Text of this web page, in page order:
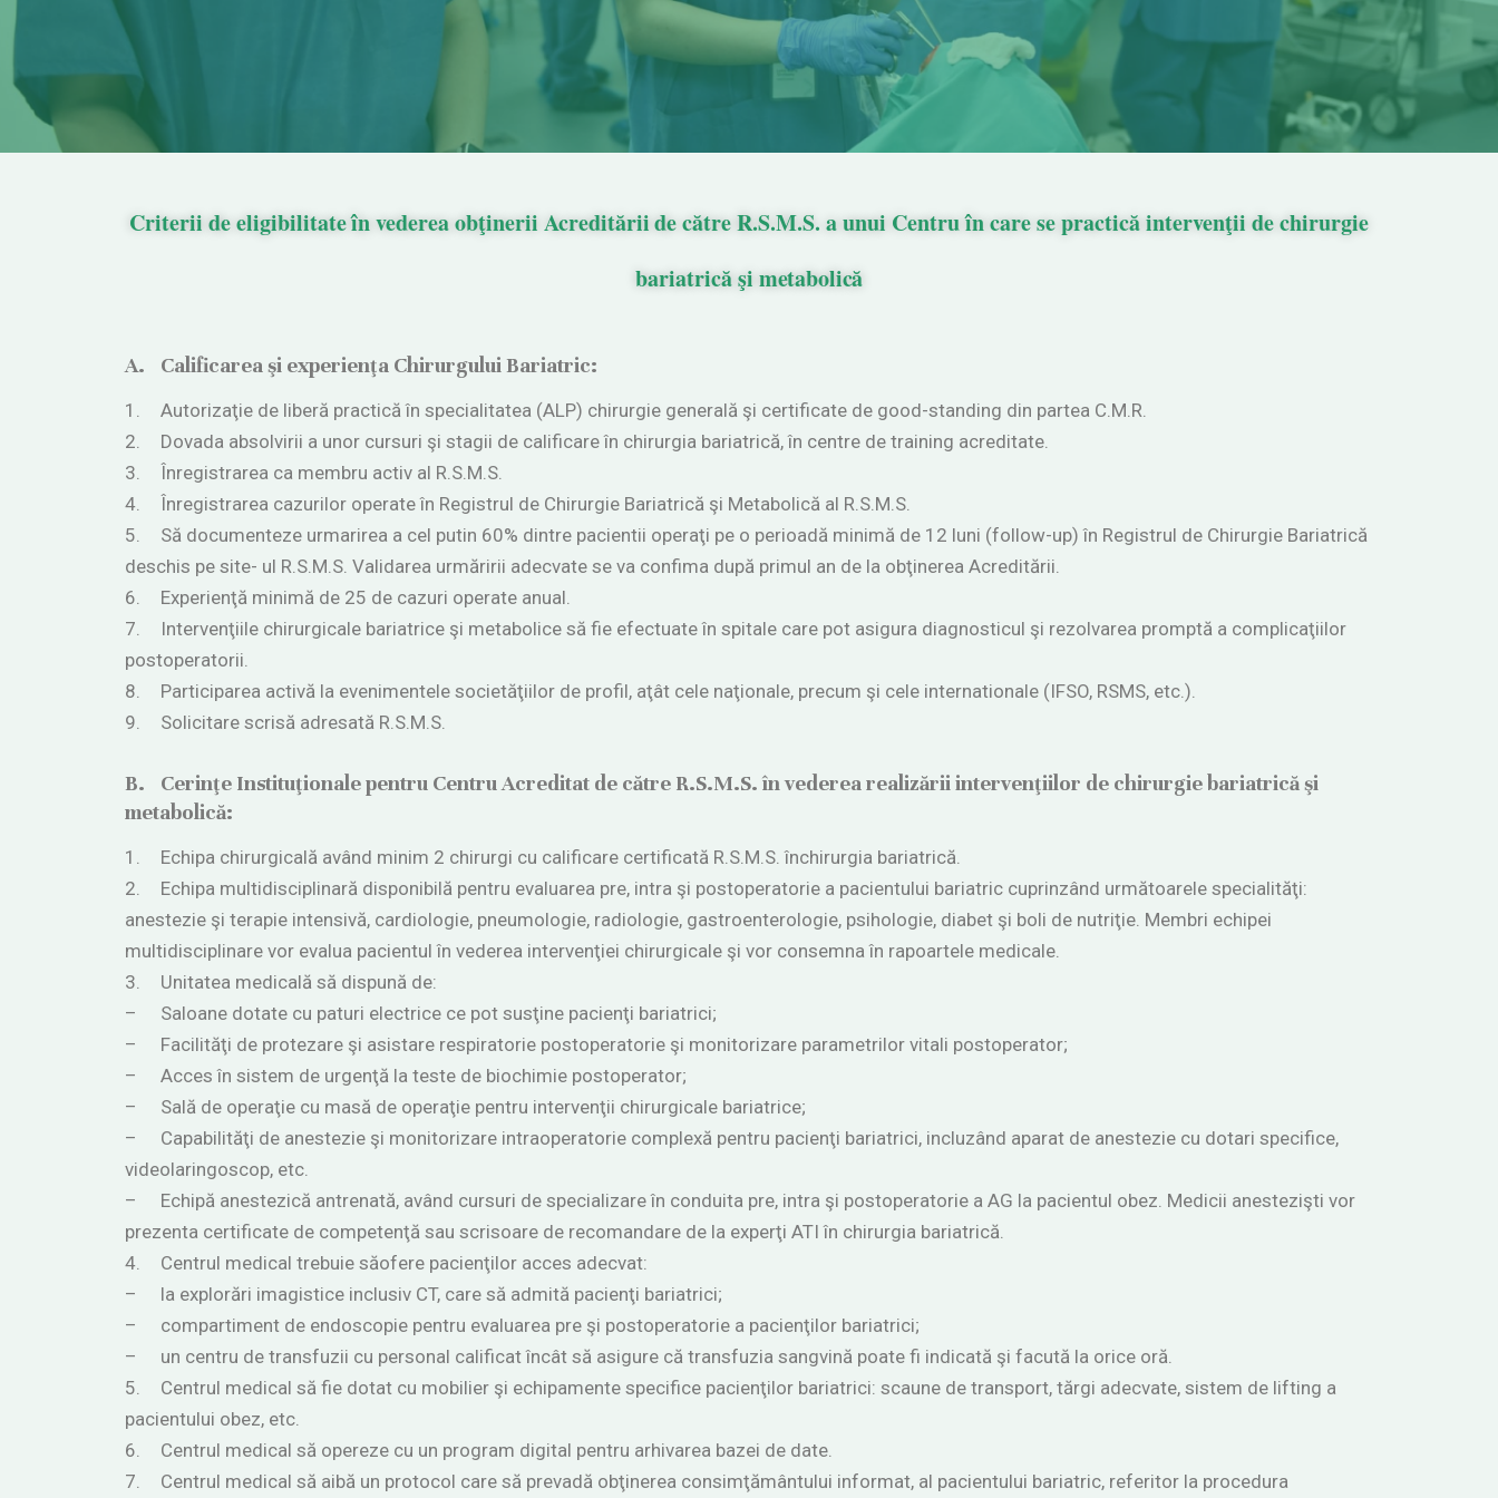
Criterii deeligibilitateînvedereaobţinerii AcredităriidecătreR.S.M.S.a unui Centru în care se practică intervenţii de chirurgie
bariatrică şi metabolică
A. Calificarea şi experienţa Chirurgului Bariatric:
1.
Autorizaţie de liberă practică în specialitatea (ALP) chirurgie generală şi certificate de good-standing din partea C.M.R.
2.
Dovada absolvirii a unor cursuri şi stagii de calificare în chirurgia bariatrică, în centre de training acreditate.
3.
Înregistrarea ca membru activ al R.S.M.S.
4.
Înregistrarea cazurilor operate în Registrul de Chirurgie Bariatrică şi Metabolică al R.S.M.S.
5.
Să documenteze urmarirea a cel putin 60% dintre pacientii operaţi pe o perioadă minimă de 12 luni (follow-up) în Registrul de Chirurgie Bariatrică
deschis pe site- ul R.S.M.S. Validarea urmăririi adecvate se va confima după primul an de la obţinerea Acreditării.
6.
Experienţă minimă de 25 de cazuri operate anual.
7.
Intervenţiile chirurgicale bariatrice şi metabolice să fie efectuate în spitale care pot asigura diagnosticul şi rezolvarea promptă a complicaţiilor
postoperatorii.
8.
Participarea activă la evenimentele societăţiilor de profil, aţât cele naţionale, precum şi cele internationale (IFSO, RSMS, etc.).
9.
Solicitare scrisă adresată R.S.M.S.
B.
Cerinţe Instituţionale pentru Centru Acreditat de către R.S.M.S. în vederea realizării intervenţiilor de chirurgie bariatrică şi
metabolică:
1.
Echipa chirurgicală având minim 2 chirurgi cu calificare certificată R.S.M.S. închirurgia bariatrică.
2.
Echipa multidisciplinară disponibilă pentru evaluarea pre, intra şi postoperatorie a pacientului bariatric cuprinzând următoarele specialităţi:
anestezie şi terapie intensivă, cardiologie, pneumologie, radiologie, gastroenterologie, psihologie, diabet şi boli de nutriţie. Membri echipei
multidisciplinare vor evalua pacientul în vederea intervenţiei chirurgicale şi vor consemna în rapoartele medicale.
3.
Unitatea medicală să dispună de:
–
Saloane dotate cu paturi electrice ce pot susţine pacienţi bariatrici;
–
Facilităţi de protezare şi asistare respiratorie postoperatorie şi monitorizare parametrilor vitali postoperator;
–
Acces în sistem de urgenţă la teste de biochimie postoperator;
–
Sală de operaţie cu masă de operaţie pentru intervenţii chirurgicale bariatrice;
–
Capabilităţi de anestezie şi monitorizare intraoperatorie complexă pentru pacienţi bariatrici, incluzând aparat de anestezie cu dotari specifice,
videolaringoscop, etc.
–
Echipă anestezică antrenată, având cursuri de specializare în conduita pre, intra şi postoperatorie a AG la pacientul obez. Medicii anestezişti vor
prezenta certificate de competenţă sau scrisoare de recomandare de la experţi ATI în chirurgia bariatrică.
4.
Centrul medical trebuie săofere pacienţilor acces adecvat:
–
la explorări imagistice inclusiv CT, care să admită pacienţi bariatrici;
–
compartiment de endoscopie pentru evaluarea pre şi postoperatorie a pacienţilor bariatrici;
–
un centru de transfuzii cu personal calificat încât să asigure că transfuzia sangvină poate fi indicată şi facută la orice oră.
5.
Centrul medical să fie dotat cu mobilier şi echipamente specifice pacienţilor bariatrici: scaune de transport, tărgi adecvate, sistem de lifting a
pacientului obez, etc.
6.
Centrul medical să opereze cu un program digital pentru arhivarea bazei de date.
7.
Centrul medical să aibă un protocol care să prevadă obţinerea consimţământului informat, al pacientului bariatric, referitor la procedura